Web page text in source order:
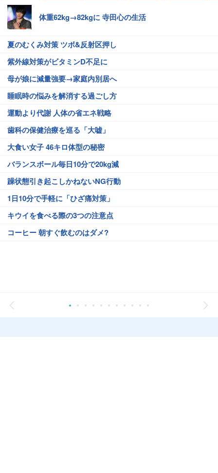
体重62kg→82kgに 寺田心の生活
夏のむくみ対策 ツボ&反射区押し
紫外線対策がビタミンD不足に
母が娘に減量強要→家庭内別居へ
睡眠時の悩みを解消する過ごし方
運動より代謝 人体の省エネ戦略
歯科の保健治療を巡る「大嘘」
大食い女子 46キロ体型の秘密
バランスボール毎日10分で20kg減
躁状態引き起こしかねないNG行動
1日10分で手軽に「ひざ痛対策」
キウイを食べる際の3つの注意点
コーヒー 朝すぐ飲むのはダメ?